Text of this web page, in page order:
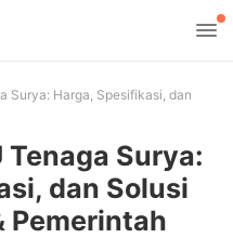
Surya: Harga, Spesifikasi, dan
Tenaga Surya:
dan Solusi
Pemerintah